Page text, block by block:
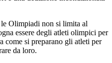
Olimpiadi non si limita al
essere degli atleti olimpici per
come si preparano gli atleti per
da loro.